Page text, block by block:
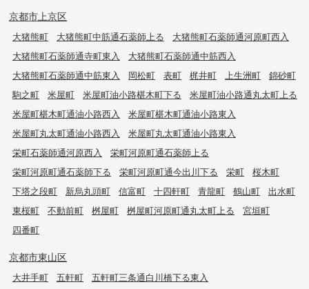
京都市上京区
大猪熊町 大猪熊町中筋通石薬師上る
大猪熊町石薬師通河原町西入
大猪熊町石薬師通寺町東入
大猪熊町石薬師通中筋西入
大猪熊町石薬師通中筋東入
岡松町 表町 梶井町 上生洲町
錦砂町
駒之町
米屋町 米屋町油小路椹木町下る
米屋町油小路通丸太町上る
米屋町椹木町通油小路西入
米屋町椹木町通油小路東入
米屋町丸太町通油小路西入
米屋町丸太町通油小路東入
栄町石薬師通河原西入
栄町河原町通石薬師上る
栄町河原町通石薬師下る
栄町河原町通今出川下る 栄町
桜木町
下塔之段町
新烏丸頭町 信富町 十四軒町 青龍町 鶴山町
出水町
東桜町
不動前町 桝屋町 桝屋町河原町通丸太町上る
宮垣町
四番町
京都市東山区
大井手町 五軒町
五軒町三条通白川橋下る東入